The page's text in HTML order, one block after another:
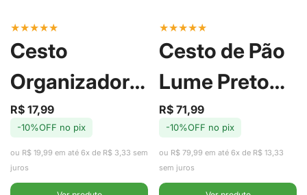
★★★★★
Cesto
Organizador
Flow Bege
4,2L - Ou
Preço
de
R$ 17,99
Preço
regular
-10%OFF no pix
ou R$ 19,99 em até 6x de R$ 3,33 sem
juros
★★★★★
Cesto de Pão
Lume Preto
24cm - Ou
Preço
de
R$ 71,99
Preço
regular
-10%OFF no pix
ou R$ 79,99 em até 6x de R$ 13,33
sem juros